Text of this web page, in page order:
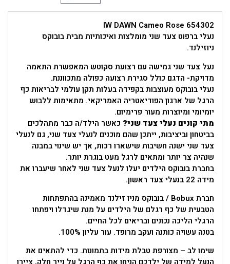
IW DAWN Cameo Rose 654302
נעלי ברפוט צעד שני מומלצות ואיכותיות מבית בובוקס
ניוזילנד.
נעל צעד שני גמישה עם רצועת סקוטש המאפשרת התאמה
מדויקת- הדגם כולל סגירת רצועה כפולה מתכווננת.
נעלי בובוקס מעוצבות בקפידה בעלות תקן עולמי לבריאות כף
הרגל של ארגון הפודיאטריה האמריקאי. מתאימות ללבוש
יומיומי ומיוצרות מעור פרימיום.
מתי קונים נעלי צעד שני? כאשר הילד/ה כבר מתהלכים
בביטחון וביציבות, ייתכן שהם מוכנים לנעלי צעד שני, גם לנעלי
צעד שני ישנה חשיבות שישארו רכות, אך יש שינוי במבנה
שנהיה צר יותר ומתאים לרגל מעט בוגרת יותר.
בחברת בובוקס הילדים יעלו לנעל צעד שני לאחר שיעברו את
מידה 22 בנעלי צעד ראשון.
חברת Bobux / בובוקס מניו זילנד מאמינה בהתפתחות
הטבעית של כף רגלם של הילדים על מנת שיגדלו ויפתחו
הרגלי הליכה נכונים ובריאים לכל החיים.
בטנה עשויה כותנה ועקב מרופד. עור עליון 100%.
שימו לב – מצורפת טבלת מידות בתמונות. כדי להתאים את